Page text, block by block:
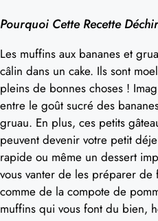
Pourquoi Cette Recette
Les muffins aux bananes et
câlin dans un cake. Ils sont
pleins de bonnes choses !
entre le goût sucré des
gruau. En plus, ces petits
peuvent devenir votre petit
rapide ou même un dessert
vous vanter de les préparer de
comme de la compote de
muffins qui vous font du bien,